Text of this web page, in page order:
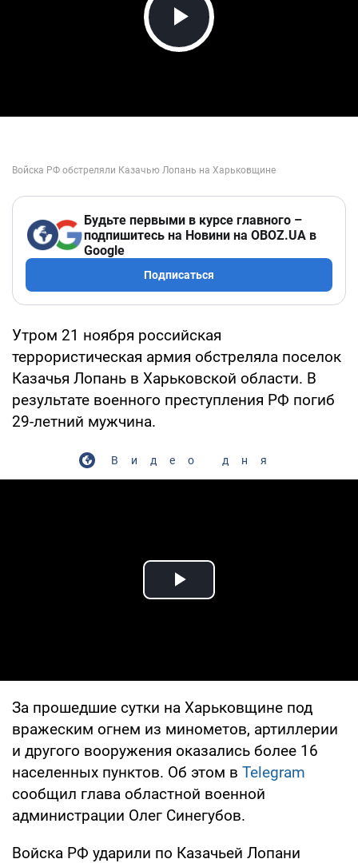
Play Video
Будьте первыми в курсе главного –
подпишитесь на Новини на OBOZ.UA в
Google
Подписаться
Утром 21 ноября российская
террористическая армия обстреляла поселок
Казачья Лопань в Харьковской области. В
результате военного преступления РФ погиб
29-летний мужчина.
Видео дня
Play Video
За прошедшие сутки на Харьковщине под
вражеским огнем из минометов, артиллерии
и другого вооружения оказались более 16
населенных пунктов. Об этом в Telegram
сообщил глава областной военной
администрации Олег Синегубов.
Войска РФ ударили по Казачьей Лопани